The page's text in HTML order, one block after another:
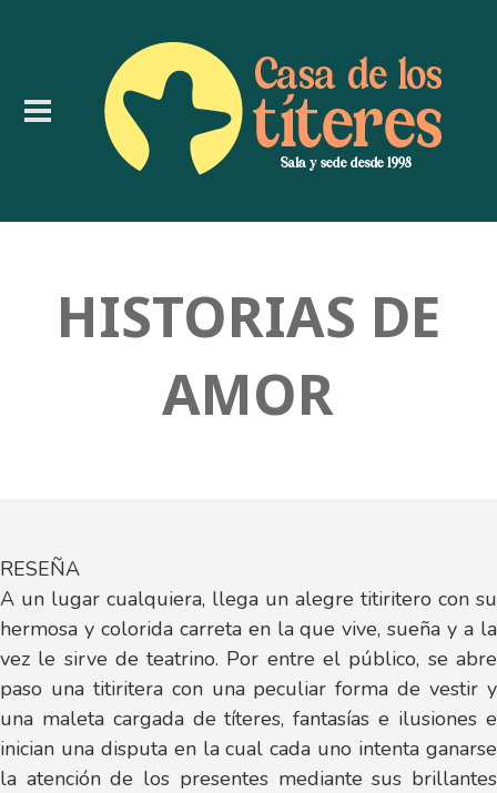
HISTORIAS DE
AMOR
RESEÑA
A un lugar cualquiera, llega un alegre titiritero con su
hermosa y colorida carreta en la que vive, sueña y a la
vez le sirve de teatrino. Por entre el público, se abre
paso una titiritera con una peculiar forma de vestir y
una maleta cargada de títeres, fantasías e ilusiones e
inician una disputa en la cual cada uno intenta ganarse
la atención de los presentes mediante sus brillantes